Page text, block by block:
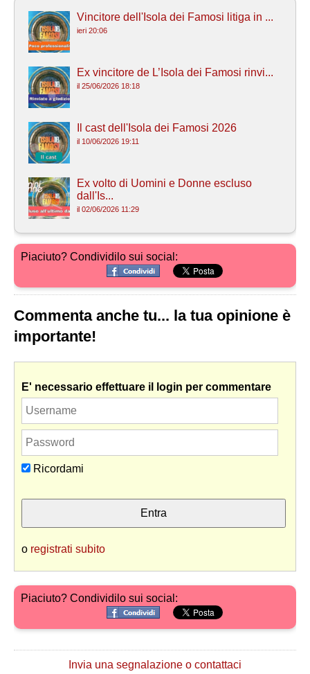
Vincitore dell'Isola dei Famosi litiga in ...
ieri 20:06
Ex vincitore de L’Isola dei Famosi rinvi...
il 25/06/2026 18:18
Il cast dell'Isola dei Famosi 2026
il 10/06/2026 19:11
Ex volto di Uomini e Donne escluso
dall'Is...
il 02/06/2026 11:29
Piaciuto? Condividilo sui social:
Commenta anche tu... la tua opinione è
importante!
E' necessario effettuare il login per commentare
Ricordami
o registrati subito
Piaciuto? Condividilo sui social:
Invia una segnalazione o contattaci